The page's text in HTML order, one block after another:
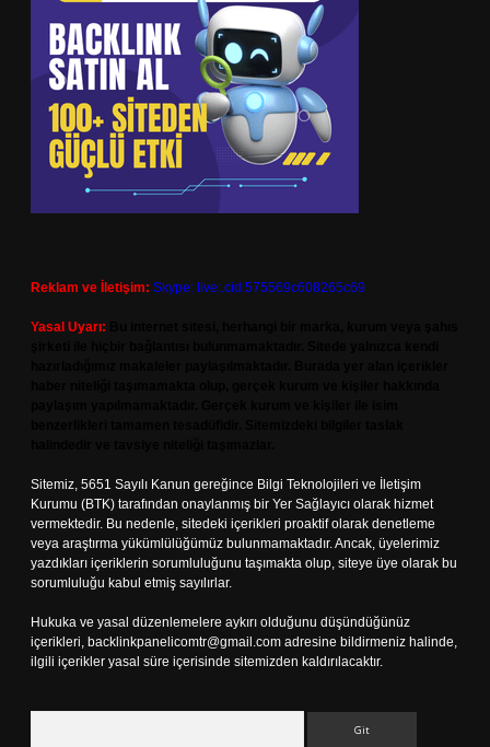
Reklam ve İletişim: Skype: live:.cid.575569c608265c69
Yasal Uyarı:
Sitemiz, 5651 Sayılı Kanun gereğince Bilgi Teknolojileri ve İletişim
Kurumu (BTK) tarafından onaylanmış bir Yer Sağlayıcı olarak hizmet
vermektedir. Bu nedenle, sitedeki içerikleri proaktif olarak denetleme
veya araştırma yükümlülüğümüz bulunmamaktadır. Ancak, üyelerimiz
yazdıkları içeriklerin sorumluluğunu taşımakta olup, siteye üye olarak bu
sorumluluğu kabul etmiş sayılırlar.
Hukuka ve yasal düzenlemelere aykırı olduğunu düşündüğünüz
içerikleri, backlinkpanelicomtr@gmail.com adresine bildirmeniz halinde,
ilgili içerikler yasal süre içerisinde sitemizden kaldırılacaktır.